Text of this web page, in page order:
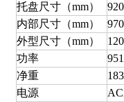
托盘尺寸（mm）
内部尺寸（mm）
外型尺寸（mm）
功率
净重
电源